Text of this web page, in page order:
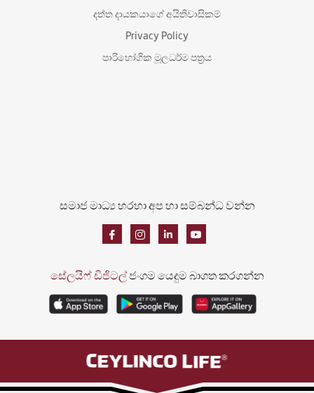
දත්ත දායකයාගේ අයිතිවාසිකම්
Privacy Policy
පාරිභෝගික මූලධර්ම පත්‍රය
සමාජ මාධ්‍ය හරහා අප හා සම්බන්ධ වන්න
සේලයිෆ් ඩිජිටල්ජංගම යෙදුම බාගත කරගන්න